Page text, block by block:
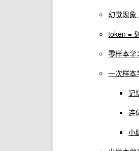
幻觉现象
token =
零样本学
一次样本
记
连
小